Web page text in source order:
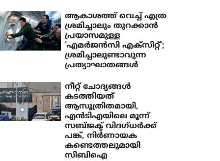
ആകാശത്ത് വെച്ച് എത്ര
ശ്രമിച്ചാലും തുറക്കാന്‍
പ്രയാസമുള്ള
'എമര്‍ജന്‍സി എക്‌സിറ്റ്';
ശ്രമിച്ചാലുണ്ടാവുന്ന
പ്രത്യാഘാതങ്ങള്‍
നീറ്റ് ചോദ്യങ്ങള്‍
കടത്തിയത്
ആസൂത്രിതമായി,
എന്‍ടിഎയിലെ മൂന്ന്
സബ്ജക്ട് വിദഗ്ധര്‍ക്ക്
പങ്ക്, നിര്‍ണായക
കണ്ടെത്തലുമായി
സിബിഐ